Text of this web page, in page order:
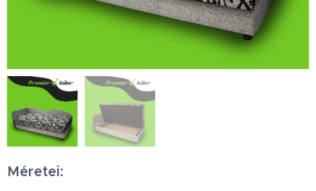
Méretei: